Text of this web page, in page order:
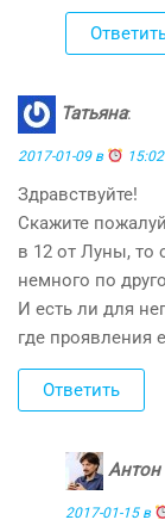
Татьяна:
2017-01-09 в 15:02
Здравствуйте!
Скажите
в 12 от Луны, то
немного по
И есть ли для
где проявления
Ответить
Антон
2017-01-15 в